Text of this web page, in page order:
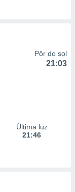
Pôr do sol
21:03
Última luz
21:46